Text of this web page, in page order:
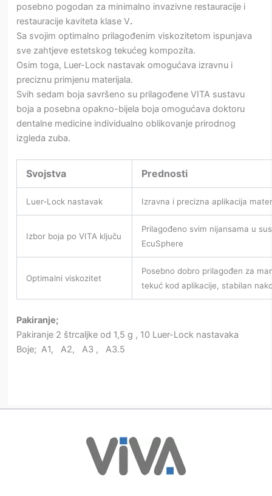
posebno pogodan za minimalno invazivne restauracije i
restauracije kaviteta klase V.
Sa svojim optimalno prilagođenim viskozitetom ispunjava
sve zahtjeve estetskog tekućeg kompozita.
Osim toga, Luer-Lock nastavak omogućava izravnu i
preciznu primjenu materijala.
Svih sedam boja savršeno su prilagođene VITA sustavu
boja a posebna opakno-bijela boja omogućava doktoru
dentalne medicine individualno oblikovanje prirodnog
izgleda zuba.
Svojstva Prednosti
Luer-Lock nastavak Izravna i precizna aplikacija
Izbor boja po VITA ključu
Prilagođeno svim nijansama u
EcuSphere
Optimalni viskozitet
Posebno dobro prilagođen za
tekuć kod aplikacije, stabilan
Pakiranje;
Pakiranje 2 štrcaljke od 1,5 g , 10 Luer-Lock nastavaka
Boje; A1, A2, A3 , A3.5